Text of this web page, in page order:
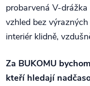
probarvená V-
vzhled bez
interiér klidně,
Za BUKOMU
kteří hledají